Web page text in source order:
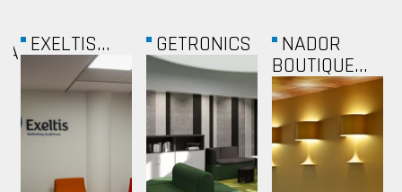
CONVISTA SKICC
METALOBOX